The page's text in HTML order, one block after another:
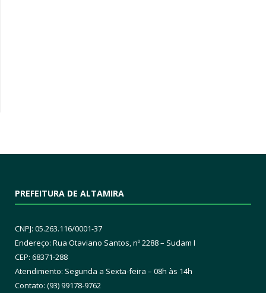
PREFEITURA DE ALTAMIRA
CNPJ: 05.263.116/0001-37
Endereço: Rua Otaviano Santos, nº 2288 – Sudam I
CEP: 68371-288
Atendimento: Segunda a Sexta-feira – 08h às 14h
Contato: (93) 99178-9762